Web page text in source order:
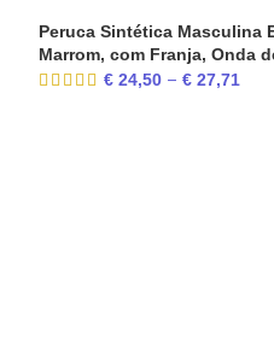
Peruca Sintética Masculina
Marrom, com Franja, Onda
€ 24,50 – € 27,71